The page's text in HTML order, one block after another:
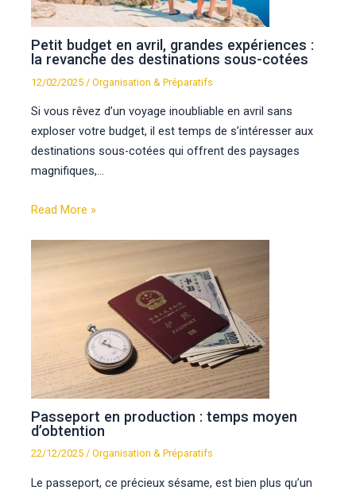
Petit budget en avril, grandes expériences :
la revanche des destinations sous-cotées
12/02/2025 /Organisation & Préparatifs
Si vous rêvez d’un voyage inoubliable en avril sans
exploser votre budget, il est temps de s’intéresser aux
destinations sous-cotées qui offrent des paysages
magnifiques,…
Read More »
Passeport en production : temps moyen
d’obtention
22/12/2025/Organisation & Préparatifs
Le passeport, ce précieux sésame, est bien plus qu’un